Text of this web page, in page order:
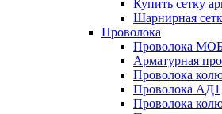
Купить сетку
Шарнирная
Проволока
Проволока
Арматурная
Проволока
Проволока АД1
Проволока